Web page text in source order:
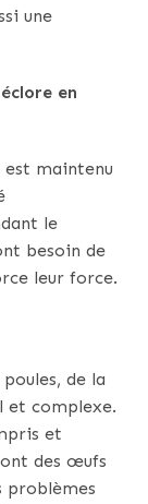
une
en
est maintenu
le
besoin de
leur force.
de la
et complexe.
et
des œufs
problèmes